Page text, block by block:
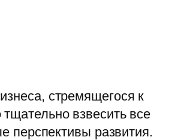
стремящегося к
взвесить все
перспективы развития.